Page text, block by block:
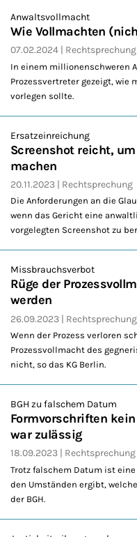
Anwaltsvollmacht
Wie Vollmachten
07.02.2024 Rechtsprechung
In einem millionenschweren
Prozessvertreter gezeigt,
vorlegen sollte.
Ersatzeinreichung
Screenshot reicht,
machen
20.11.2023 Rechtsprechung
Die Anforderungen an die
wenn das Gericht eine
vorgelegten Screenshot zu
Missbrauchsverbot
Rüge der
werden
26.09.2023 Rechtsprechung
Wenn der Prozess verloren
Prozessvollmacht des
nicht, so das KG Berlin.
BGH zu falschem Datum
Formvorschriften
war zulässig
18.09.2023 Rechtsprechung
Trotz falschem Datum ist
den Umständen ergibt,
der BGH.